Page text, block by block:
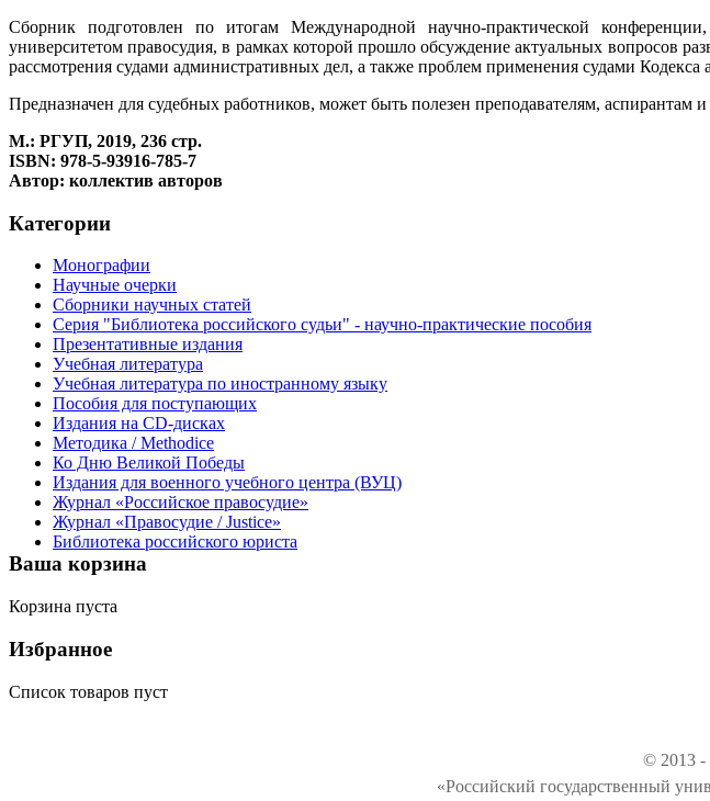
Сборник подготовлен по итогам Международной научно-практической
университетом правосудия, в рамках которой прошло обсуждение актуальных вопросов
рассмотрения судами административных дел, а также проблем применения судами Кодекса
Предназначен для судебных работников, может быть полезен преподавателям, аспирантам
М.: РГУП, 2019, 236 стр.
ISBN: 978-5-93916-785-7
Автор: коллектив авторов
Категории
Монографии
Научные очерки
Сборники научных статей
Серия "Библиотека российского судьи" - научно-практические пособия
Презентативные издания
Учебная литература
Учебная литература по иностранному языку
Пособия для поступающих
Издания на CD-дисках
Методика / Methodice
Ко Дню Великой Победы
Издания для военного учебного центра (ВУЦ)
Журнал «Российское правосудие»
Журнал «Правосудие / Justice»
Библиотека российского юриста
Ваша корзина
Корзина пуста
Избранное
Список товаров пуст
© 2013
«Российский государственный